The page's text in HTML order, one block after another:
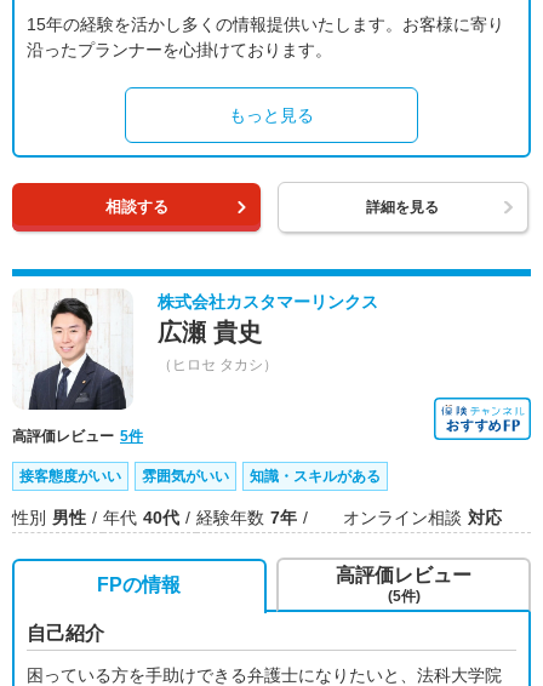
15年の経験を活かし多くの情報提供いたします。お客様に寄り
沿ったプランナーを心掛けております。
もっと見る
相談する 詳細を見る
株式会社カスタマーリンクス
広瀬 貴史
（ヒロセ タカシ）
高評価レビュー 5件
接客態度がいい 雰囲気がいい 知識・スキルがある
性別 男性 年代 40代 経験年数 7年 オンライン相談 対応
FPの情報
自己紹介
困っている方を手助けできる弁護士になりたいと、法科大学院
高評価レビュー
(5件)